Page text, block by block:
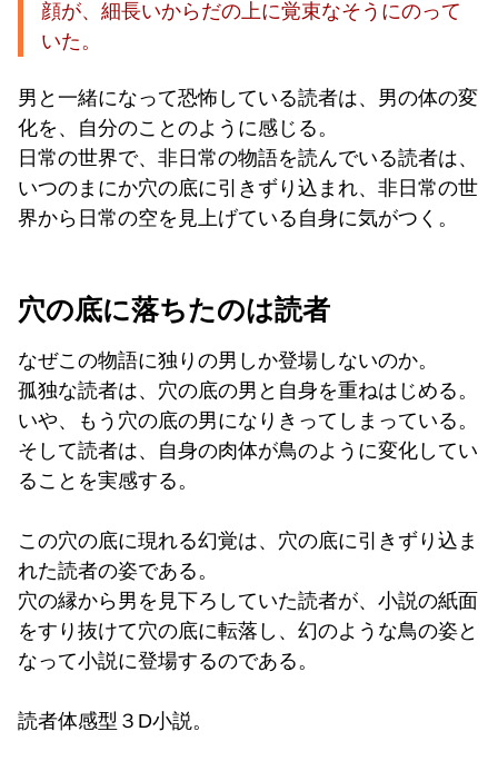
顔が、細長いからだの上に覚束なそうにのって
いた。
男と一緒になって恐怖している読者は、男の体の変
化を、自分のことのように感じる。
日常の世界で、非日常の物語を読んでいる読者は、
いつのまにか穴の底に引きずり込まれ、非日常の世
界から日常の空を見上げている自身に気がつく。
穴の底に落ちたのは読者
なぜこの物語に独りの男しか登場しないのか。
孤独な読者は、穴の底の男と自身を重ねはじめる。
いや、もう穴の底の男になりきってしまっている。
そして読者は、自身の肉体が鳥のように変化してい
ることを実感する。
この穴の底に現れる幻覚は、穴の底に引きずり込ま
れた読者の姿である。
穴の縁から男を見下ろしていた読者が、小説の紙面
をすり抜けて穴の底に転落し、幻のような鳥の姿と
なって小説に登場するのである。
読者体感型３D小説。